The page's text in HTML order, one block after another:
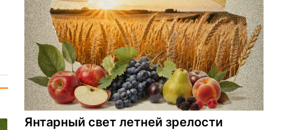
Янтарный свет летней зрелости